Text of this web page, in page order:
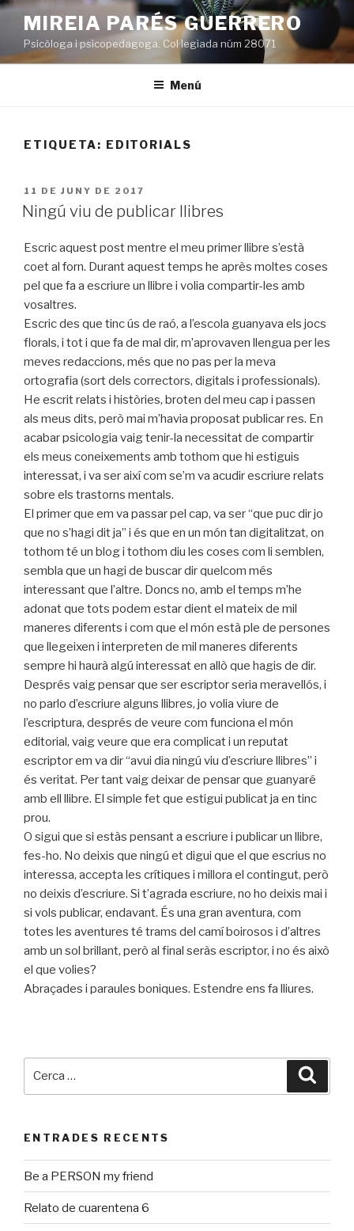
Vés
contingut
MIREIA PARÉS GUERRERO
Psicòloga i psicopedagoga. Col·legiada núm 28071
Menú
ETIQUETA: EDITORIALS
PUBLICAT
A
11 DE JUNY DE 2017
Ningú viu de publicar llibres
Escric aquest post mentre el meu primer llibre s’està
coet al forn. Durant aquest temps he après moltes coses
pel que fa a escriure un llibre i volia compartir-les amb
vosaltres.
Escric des que tinc ús de raó, a l’escola guanyava els jocs
florals, i tot i que fa de mal dir, m’aprovaven llengua per les
meves redaccions, més que no pas per la meva
ortografia (sort dels correctors, digitals i professionals).
He escrit relats i històries, broten del meu cap i passen
als meus dits, però mai m’havia proposat publicar res. En
acabar psicologia vaig tenir-la necessitat de compartir
els meus coneixements amb tothom que hi estiguis
interessat, i va ser així com se’m va acudir escriure relats
sobre els trastorns mentals.
El primer que em va passar pel cap, va ser “que puc dir jo
que no s’hagi dit ja” i és que en un món tan digitalitzat, on
tothom té un blog i tothom diu les coses com li semblen,
sembla que un hagi de buscar dir quelcom més
interessant que l’altre. Doncs no, amb el temps m’he
adonat que tots podem estar dient el mateix de mil
maneres diferents i com que el món està ple de persones
que llegeixen i interpreten de mil maneres diferents
sempre hi haurà algú interessat en allò que hagis de dir.
Després vaig pensar que ser escriptor seria meravellós, i
no parlo d’escriure alguns llibres, jo volia viure de
l’escriptura, després de veure com funciona el món
editorial, vaig veure que era complicat i un reputat
escriptor em va dir “avui dia ningú viu d’escriure llibres” i
és veritat. Per tant vaig deixar de pensar que guanyaré
amb ell llibre. El simple fet que estigui publicat ja en tinc
prou.
O sigui que si estàs pensant a escriure i publicar un llibre,
fes-ho. No deixis que ningú et digui que el que escrius no
interessa, accepta les crítiques i millora el contingut, però
no deixis d’escriure. Si t’agrada escriure, no ho deixis mai i
si vols publicar, endavant. És una gran aventura, com
totes les aventures té trams del camí boirosos i d’altres
amb un sol brillant, però al final seràs escriptor, i no és això
el que volies?
Abraçades i paraules boniques. Estendre ens fa lliures.
ENTRADES RECENTS
Be a PERSON my friend
Relato de cuarentena 6